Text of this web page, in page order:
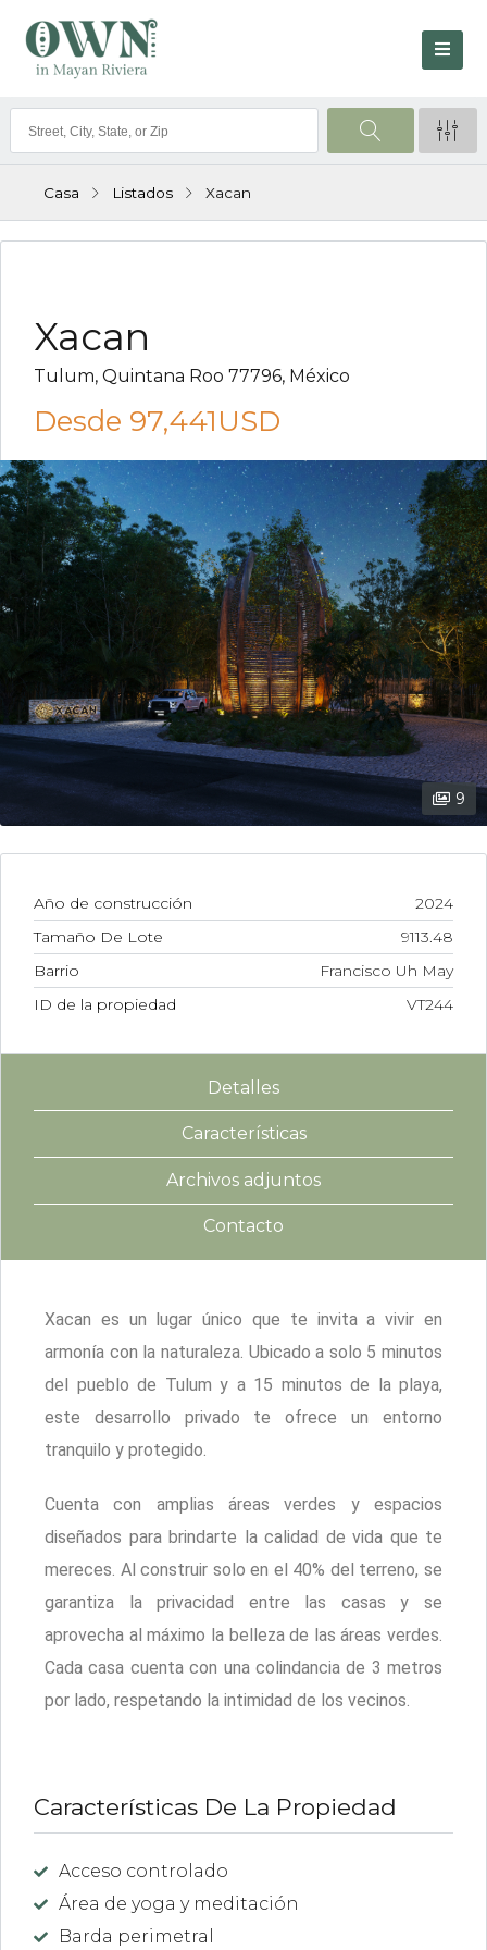
Casa Listados Xacan
Xacan
Tulum, Quintana Roo 77796, México
Desde 97,441USD
9
Año de construcción
2024
Tamaño De Lote
9113.48
Barrio
Francisco Uh May
ID de la propiedad
VT244
Detalles
Características
Archivos adjuntos
Contacto
Xacan es un lugar único que te invita a vivir en
armonía con la naturaleza. Ubicado a solo 5 minutos
del pueblo de Tulum y a 15 minutos de la playa,
este desarrollo privado te ofrece un entorno
tranquilo y protegido.
Cuenta con amplias áreas verdes y espacios
diseñados para brindarte la calidad de vida que te
mereces. Al construir solo en el 40% del terreno, se
garantiza la privacidad entre las casas y se
aprovecha al máximo la belleza de las áreas verdes.
Cada casa cuenta con una colindancia de 3 metros
por lado, respetando la intimidad de los vecinos.
Características De La Propiedad
Acceso controlado
Área de yoga y meditación
Barda perimetral